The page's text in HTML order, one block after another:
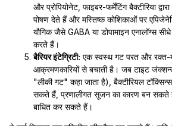
और प्रोपियोनेट, फाइबर-फर्मेंटिंग बैक्टीरिया
पोषण देते हैं और मस्तिष्क कोशिकाओं पर
यौगिक जैसे GABA या डोपामाइन एनालॉग्स सीधे
करते हैं।
बैरियर इंटेग्रिटी: एक स्वस्थ गट परत और रक्त-
आक्रमणकारियों से बचाती है। जब टाइट
"लीकी गट" कहा जाता है), बैक्टीरियल
सकते हैं, प्रणालीगत सूजन का कारण बन सकते
बाधित कर सकते हैं।